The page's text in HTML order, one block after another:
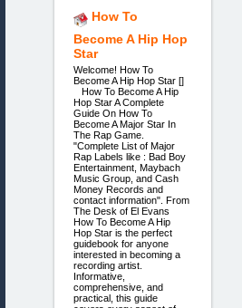
How To
Become A Hip Hop
Star
Welcome! How To
Become A Hip Hop Star []
How To Become A Hip
Hop Star A Complete
Guide On How To
Become A Major Star In
The Rap Game.
"Complete List of Major
Rap Labels like : Bad Boy
Entertainment, Maybach
Music Group, and Cash
Money Records and
contact information". From
The Desk of El Evans
How To Become A Hip
Hop Star is the perfect
guidebook for anyone
interested in becoming a
recording artist.
Informative,
comprehensive, and
practical, this guide